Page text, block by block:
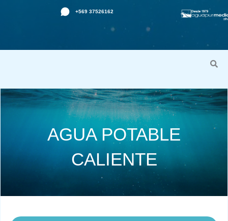
+569 37526162
AGUA POTABLE
CALIENTE